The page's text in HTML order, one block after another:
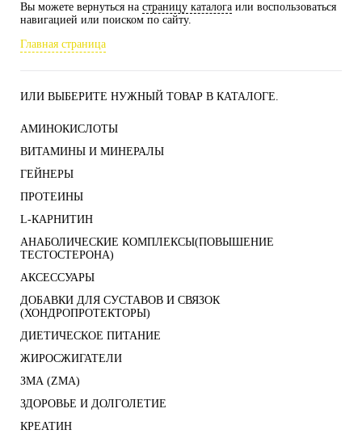
Вы можете вернуться на страницу каталога или воспользоваться
навигацией или поиском по сайту.
Главная страница
ИЛИ ВЫБЕРИТЕ НУЖНЫЙ ТОВАР В КАТАЛОГЕ.
АМИНОКИСЛОТЫ
ВИТАМИНЫ И МИНЕРАЛЫ
ГЕЙНЕРЫ
ПРОТЕИНЫ
L-КАРНИТИН
АНАБОЛИЧЕСКИЕ КОМПЛЕКСЫ(ПОВЫШЕНИЕ
ТЕСТОСТЕРОНА)
АКСЕССУАРЫ
ДОБАВКИ ДЛЯ СУСТАВОВ И СВЯЗОК
(ХОНДРОПРОТЕКТОРЫ)
ДИЕТИЧЕСКОЕ ПИТАНИЕ
ЖИРОСЖИГАТЕЛИ
ЗМА (ZMA)
ЗДОРОВЬЕ И ДОЛГОЛЕТИЕ
КРЕАТИН